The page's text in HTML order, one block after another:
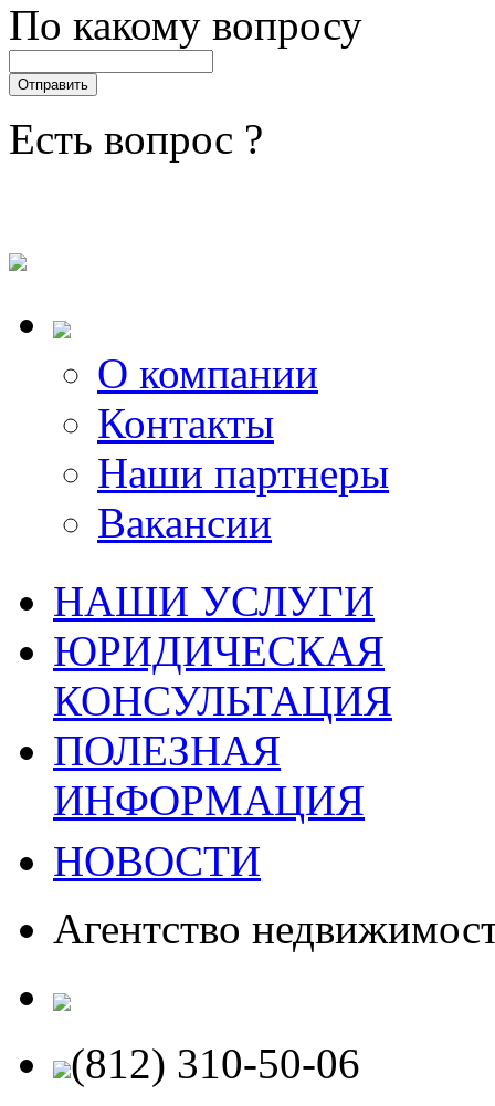
По какому вопросу
Есть вопрос ?
О компании
Контакты
Наши партнеры
Вакансии
НАШИ УСЛУГИ
ЮРИДИЧЕСКАЯ
КОНСУЛЬТАЦИЯ
ПОЛЕЗНАЯ
ИНФОРМАЦИЯ
НОВОСТИ
Агентство
(812) 310-50-06